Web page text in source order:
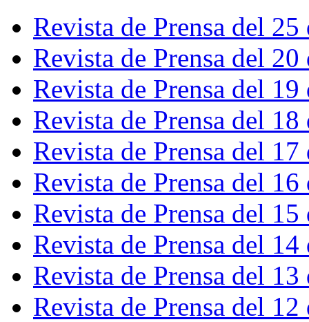
Revista de Prensa del
Revista de Prensa del
Revista de Prensa del
Revista de Prensa del
Revista de Prensa del
Revista de Prensa del
Revista de Prensa del
Revista de Prensa del
Revista de Prensa del
Revista de Prensa del